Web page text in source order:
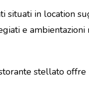
situati in location
e
stellato